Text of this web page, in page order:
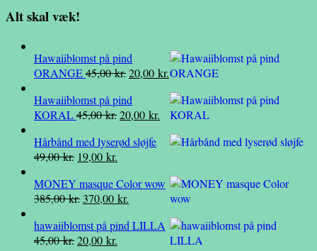
Alt skal væk!
Hawaiiblomst på pind
ORANGE45,00kr.Den
pris
var:
45,00 kr..
20,00 kr.Den
pris
er:
20,00 kr..
Hawaiiblomst på pind
KORAL45,00kr.Den
pris
20,00 kr. Den
pris
20,00 kr..
Hårbånd med lyserød sløjfe
49,00kr. Den
pris
var:
19,00 kr.
pris
er:
MONEY masque Color wow
385,00kr. Den
pris
var:
370,00 kr.
pris
hawaiiblomst på pind LILLA
45,00kr.Den
20,00 kr.